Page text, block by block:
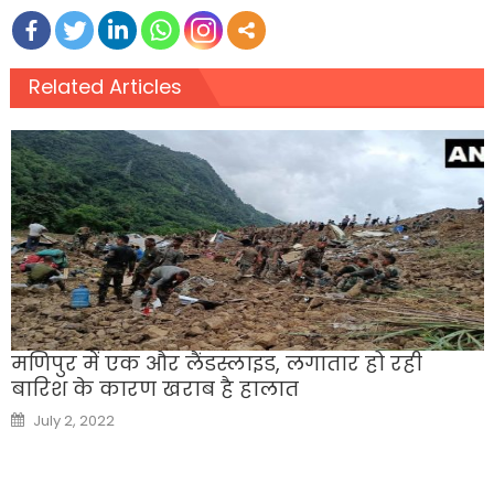
Related Articles
मणिपुर में एक और लैंडस्लाइड, लगातार हो रही
बारिश के कारण खराब है हालात
Posted
on
July 2, 2022